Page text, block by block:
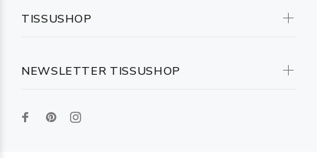
NEWSLETTER TISSUSHOP
TISSUSHOP